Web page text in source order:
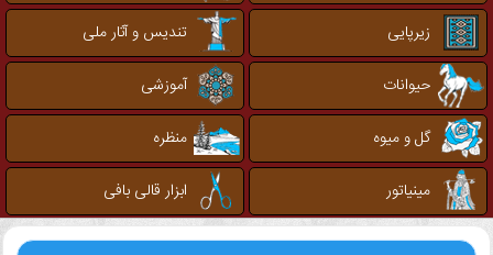
زیرپایی
تندیس و آثار ملی
حیوانات
آموزشی
گل و میوه
منظره
مینیاتور
ابزار قالی بافی